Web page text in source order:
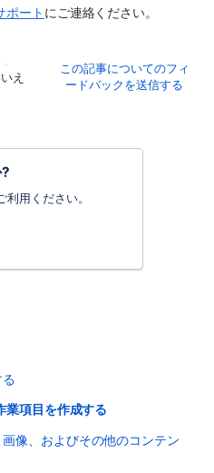
ポート にご連絡ください。
え
この記事についてのフィ
ードバックを送信する
用ください。
業項目を作成する
像、およびその他のコンテン